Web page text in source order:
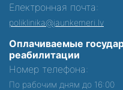
Електронная почта:
poliklinika@jaunkemeri.lv
Оплачиваемые
реабилитации
Номер телефона:
По рабочим дням до 16:00